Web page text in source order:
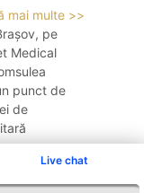
Live chat
mai multe >>
pe
Medical
punct de
de